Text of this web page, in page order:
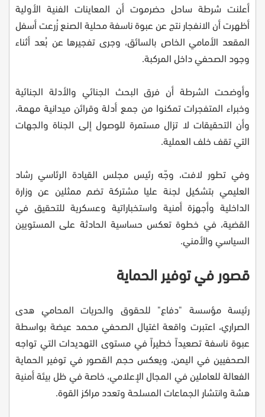
أعلنت شرطة ساحل حضرموت أن المعاينات الفنية الأولية
أظهرت أن الانفجار نتج عن عبوة ناسفة محلية الصنع زُرعت أسفل
المقعد الأمامي الخاص بالسائق، وجرى تفجيرها عن بُعد أثناء
وجود الصحفي داخل المركبة.
وأوضحت الشرطة أن فرق البحث الجنائي والأدلة الجنائية
وخبراء المتفجرات تمكنوا من جمع أدلة وقرائن ميدانية مهمة،
وأن التحقيقات لا تزال مستمرة للوصول إلى الجناة والجهات
التي تقف خلف العملية.
وفي تطور لافت، وجّه رئيس مجلس القيادة الرئاسي رشاد
العليمي بتشكيل لجنة عليا مشتركة تضم ممثلين عن وزارة
الداخلية وأجهزة أمنية واستخباراتية وعسكرية للتحقيق في
القضية، في خطوة تعكس حساسية الحادثة على المستويين
السياسي والأمني.
قصور في توفير الحماية
رئيسة مؤسسة "دفاع" للحقوق والحريات المحامي هدى
الصراري، اعتبرت واقعة اغتيال الصحفي محمد عيضة بواسطة
عبوة ناسفة تصعيداً خطيراً في مستوى التهديدات التي تواجه
الصحفيين في اليمن، ويعكس حجم القصور في توفير الحماية
الفعالة للعاملين في المجال الإعلامي، خاصة في ظل بيئة أمنية
هشة وانتشار الجماعات المسلحة وتعدد مراكز القوة.